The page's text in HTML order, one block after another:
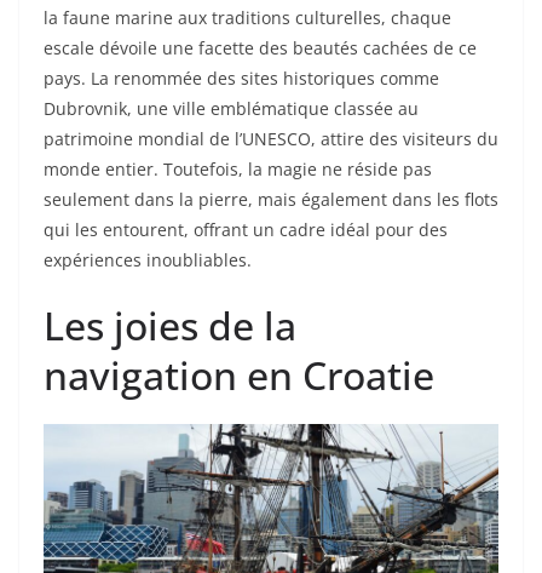
la faune marine aux traditions culturelles, chaque
escale dévoile une facette des beautés cachées de ce
pays. La renommée des sites historiques comme
Dubrovnik, une ville emblématique classée au
patrimoine mondial de l’UNESCO, attire des visiteurs du
monde entier. Toutefois, la magie ne réside pas
seulement dans la pierre, mais également dans les flots
qui les entourent, offrant un cadre idéal pour des
expériences inoubliables.
Les joies de la
navigation en Croatie